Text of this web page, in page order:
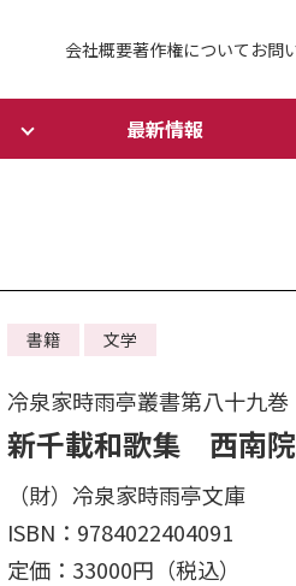
会社概要著作権について お問
最新情報
書籍 文学
冷泉家時雨亭叢書第八十九巻
新千載和歌集 西南
（財）冷泉家時雨亭文庫
ISBN：9784022404091
定価：33000円（税込）